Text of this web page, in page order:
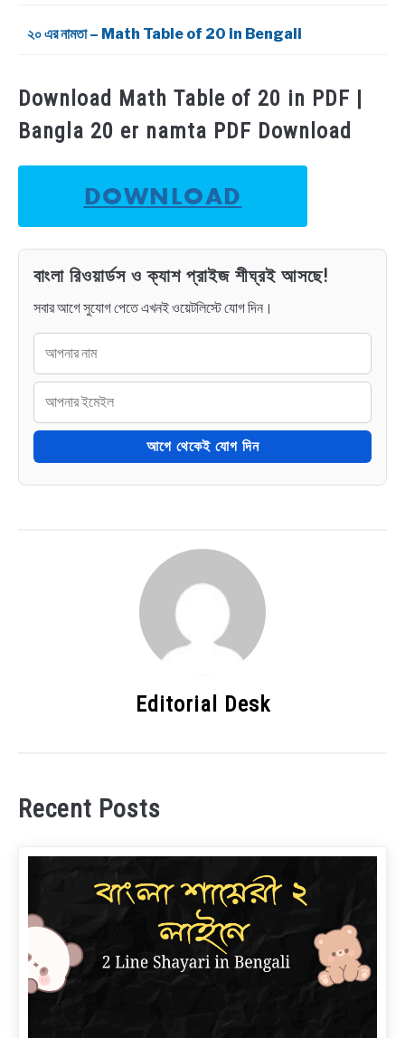
২০ এর নামতা – Math Table of 20 in Bengali
Download Math Table of 20 in PDF |
Bangla 20 er namta PDF Download
DOWNLOAD
বাংলা রিওয়ার্ডস ও ক্যাশ প্রাইজ শীঘ্রই আসছে!
সবার আগে সুযোগ পেতে এখনই ওয়েটলিস্টে যোগ দিন।
আগে থেকেই যোগ দিন
Editorial Desk
Recent Posts